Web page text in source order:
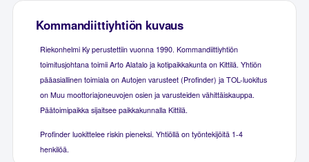
Kommandiittiyhtiön kuvaus
Riekonhelmi Ky perustettiin vuonna 1990. Kommandiittiyhtiön
toimitusjohtana toimii Arto Alatalo ja kotipaikkakunta on Kittilä. Yhtiön
pääasiallinen toimiala on Autojen varusteet (Profinder) ja TOL-luokitus
on Muu moottoriajoneuvojen osien ja varusteiden vähittäiskauppa.
Päätoimipaikka sijaitsee paikkakunnalla Kittilä.
Profinder luokittelee riskin pieneksi. Yhtiöllä on työntekijöitä 1-4
henkilöä.